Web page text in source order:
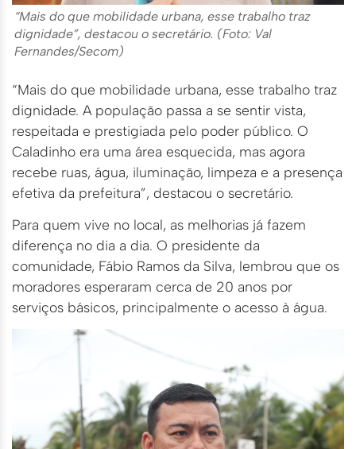
“Mais do que mobilidade urbana, esse trabalho traz
dignidade”, destacou o secretário. (Foto: Val
Fernandes/Secom)
“Mais do que mobilidade urbana, esse trabalho traz
dignidade. A população passa a se sentir vista,
respeitada e prestigiada pelo poder público. O
Caladinho era uma área esquecida, mas agora
recebe ruas, água, iluminação, limpeza e a presença
efetiva da prefeitura”, destacou o secretário.
Para quem vive no local, as melhorias já fazem
diferença no dia a dia. O presidente da
comunidade, Fábio Ramos da Silva, lembrou que os
moradores esperaram cerca de 20 anos por
serviços básicos, principalmente o acesso à água.